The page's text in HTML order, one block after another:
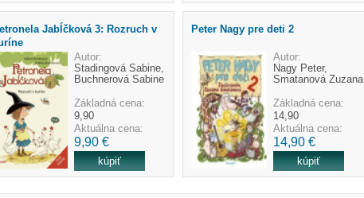
Jabĺčková 3: Rozruch v
Autor:
Stadingová Sabine,
Buchnerová Sabine
Základná cena:
9,90
Aktuálna cena:
9,90 €
Peter Nagy pre deti 2
Autor:
Nagy Peter,
Smatanová Zuzana
Základná cena:
14,90
Aktuálna cena:
14,90 €